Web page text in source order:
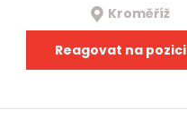
Kroměříž
Reagovat na pozici